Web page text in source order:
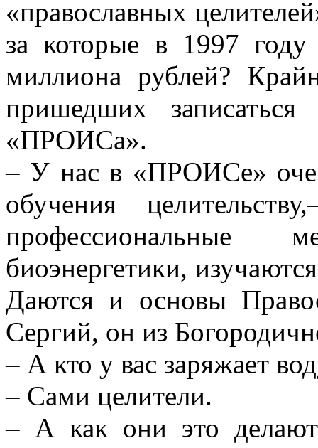
«православных
за которые в 1997 году
миллиона рублей?
пришедших
«ПРОИСа».
– У нас в «ПРОИСе»
обучения
биоэнергетики,
Даются и основы
Сергий, он из
– А кто у вас заряжает
– Сами целители.
– А как они это